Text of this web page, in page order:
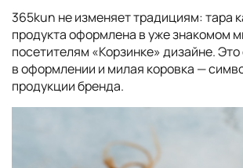
365kun не изменяет традициям: тара
продукта оформлена в уже знакомом
посетителям «Корзинке» дизайне.
в оформлении и милая коровка —
продукции бренда.